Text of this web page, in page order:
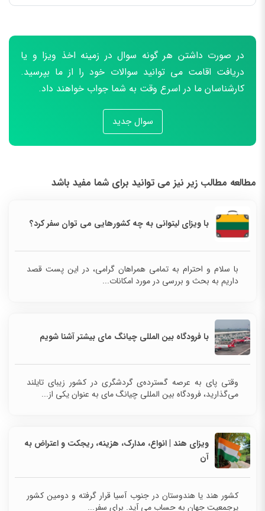
در صورت داشتن هر گونه سوال در زمینه اخذ ویزا و یا
دریافت اقامت می توانید سوالات خود را از ما بپرسید.
کارشناسان ما در اسرع وقت به شما جواب خواهند داد.
سوال جدید
مطالعه مطالب زیر نیز می توانید برای شما مفید باشد
با ویزای لیتوانی به چه کشورهایی می توان سفر کرد؟
با سلام و احترام به تمامی همراهان گرامی، در این پست قصد
داریم به بحث و بررسی در مورد امکانات...
با فرودگاه بین‌ المللی چیانگ مای بیشتر آشنا شویم
وقتی پای به عرصه گسترده‌ی گردشگری در کشور زیبای تایلند
می‌گذارید، فرودگاه بین‌ المللی چیانگ مای به عنوان یکی از...
ویزای هند | انواع، مدارک، هزینه‌، ریجکت و اعتراض به
آن
کشور هند یا هندوستان در جنوب آسیا قرار گرفته و دومین کشور
پرجمعیت جهان به حساب می آید. برای سفر...